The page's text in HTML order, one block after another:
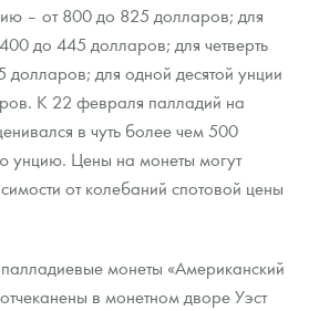
– от 800 до 825 долларов; для
до 445 долларов; для четверть
для одной десятой унции
К 22 февраля палладий на
в чуть более чем 500
унцию. Цены на монеты могут
от колебаний спотовой цены
монеты «Американский
в монетном дворе Уэст